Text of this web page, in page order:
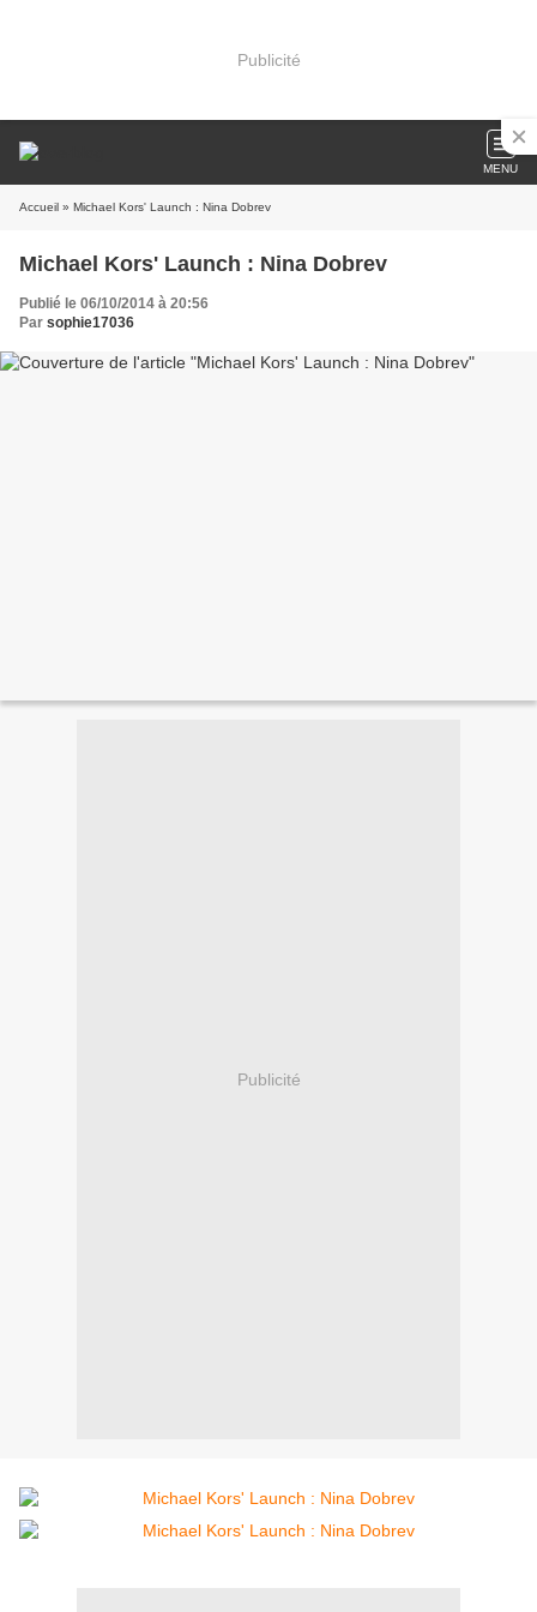
Publicité
MENU
Accueil » Michael Kors' Launch : Nina Dobrev
Michael Kors' Launch : Nina Dobrev
Publié le 06/10/2014 à 20:56
Par sophie17036
Publicité